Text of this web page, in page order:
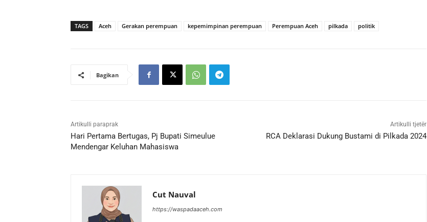
TAGS Aceh Gerakan perempuan kepemimpinan perempuan Perempuan Aceh pilkada politik
Bagikan
Artikulli paraprak
Hari Pertama Bertugas, Pj Bupati Simeulue
Mendengar Keluhan Mahasiswa
Artikulli tjetër
RCA Deklarasi Dukung Bustami di Pilkada 2024
Cut Nauval
https://waspadaaceh.com